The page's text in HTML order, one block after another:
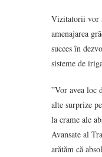
Vizitatorii vor
amenajarea
succes în
sisteme de
”Vor avea loc
alte surprize
la crame ale
Avansate al
arătăm că